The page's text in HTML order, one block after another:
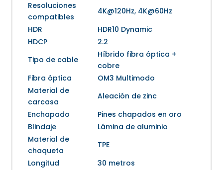
Resoluciones
compatibles
4K@120Hz, 4K@60Hz
HDR
HDR10 Dynamic
HDCP
2.2
Tipo de cable
Híbrido fibra óptica +
cobre
Fibra óptica
OM3 Multimodo
Material de
carcasa
Aleación de zinc
Enchapado
Pines chapados en oro
Blindaje
Lámina de aluminio
Material de
chaqueta
TPE
Longitud
30 metros